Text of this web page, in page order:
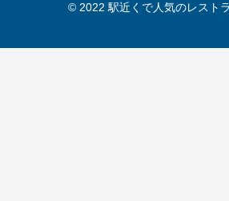
© 2022 駅近くで人気のレスト